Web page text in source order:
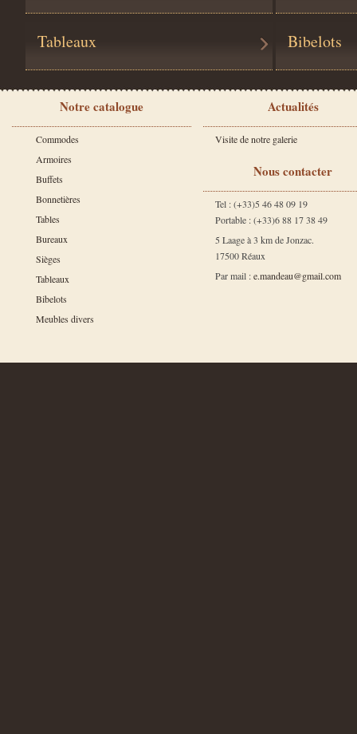
Tableaux Bibelots
Notre catalogue
Commodes
Armoires
Buffets
Bonnetières
Tables
Bureaux
Sièges
Tableaux
Bibelots
Meubles divers
Actualités
Visite de notre galerie
Nous contacter
Tel : (+33)5 46 48 09 19
Portable : (+33)6 88 17 38 49
5 Laage à 3 km de Jonzac.
17500 Réaux
Par mail :e.mandeau@gmail.com